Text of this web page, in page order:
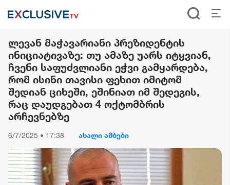
ლევან მაჭავარიანი პრეზიდენტის
ინიციატივაზე: თუ ამაზე უარს იტყვიან,
ჩვენი საფუძვლიანი ეჭვი გამყარდება,
რომ ისინი თავისი ფეხით იმიტომ
შედიან ციხეში, ეშინიათ იმ შედეგის,
რაც დაუდგებათ 4 ოქტომბრის
არჩევნებზე
6/7/2025 • 17:38 ახალი ამბები